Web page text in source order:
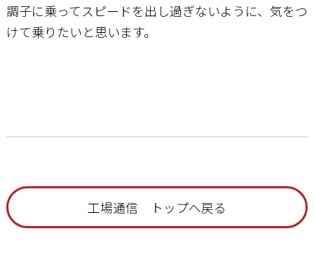
調子に乗ってスピードを出し過ぎないように、気をつ
けて乗りたいと思います。
工場通信 トップへ戻る